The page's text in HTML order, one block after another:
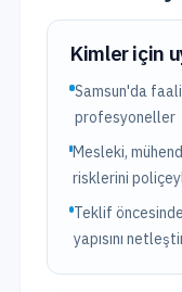
Kimler için
Samsun'da
profesyoneller
Mesleki,
risklerini
Teklif
yapısını